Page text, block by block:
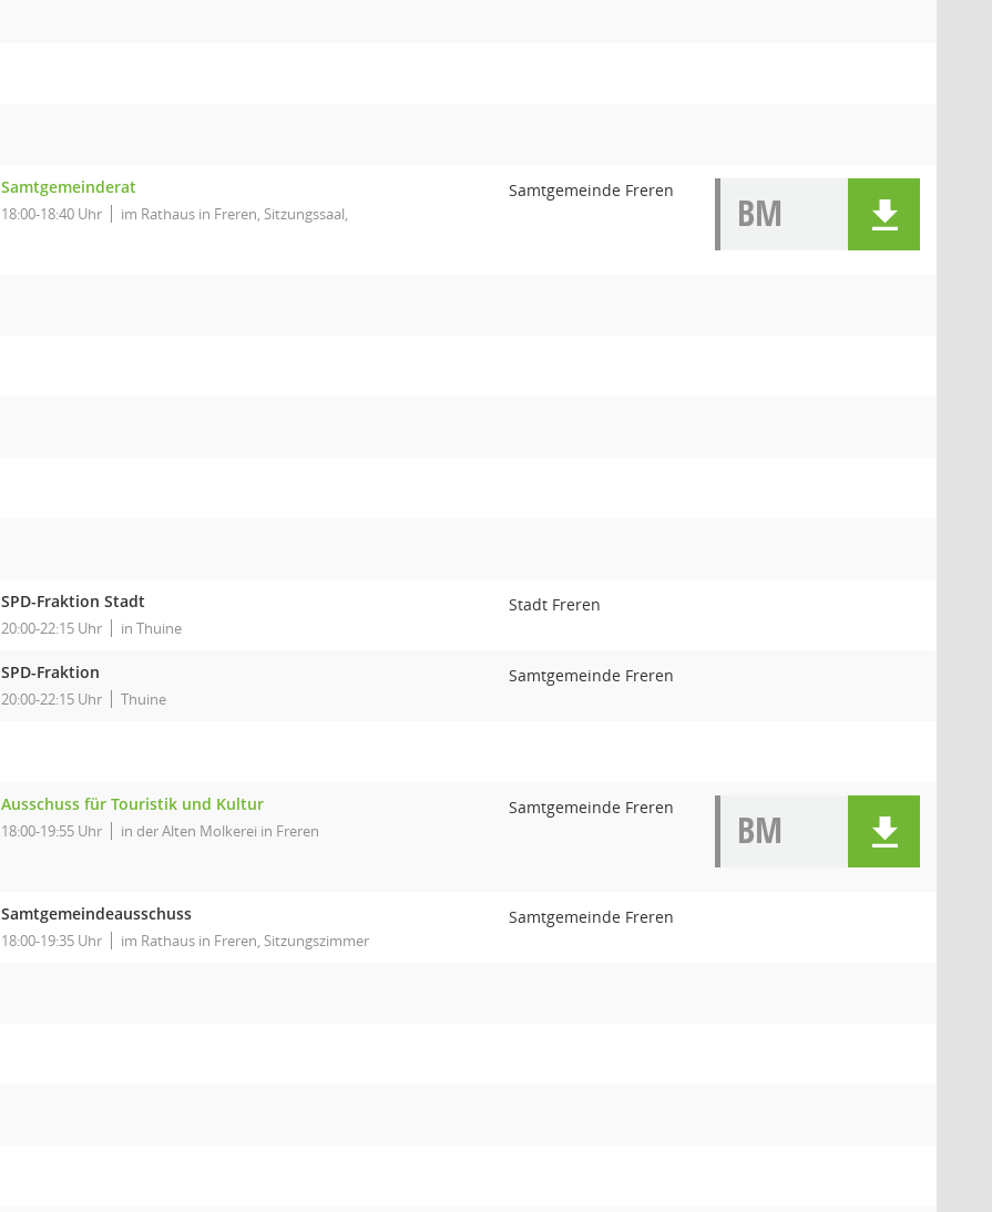
Samtgemeinderat
18:00-18:40 Uhr im Rathaus in Freren, Sitzungssaal,
Samtgemeinde Freren BM
SPD-Fraktion Stadt
20:00-22:15 Uhr in Thuine
Stadt Freren
SPD-Fraktion
20:00-22:15 Uhr Thuine
Samtgemeinde Freren
Ausschuss für Touristik und Kultur
18:00-19:55 Uhr in der Alten Molkerei in Freren
Samtgemeinde Freren BM
Samtgemeindeausschuss
18:00-19:35 Uhr im Rathaus in Freren, Sitzungszimmer
Samtgemeinde Freren